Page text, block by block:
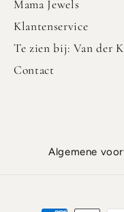
Mama Jewels
Klantenservice
Te zien bij: Van der
Contact
Algemene